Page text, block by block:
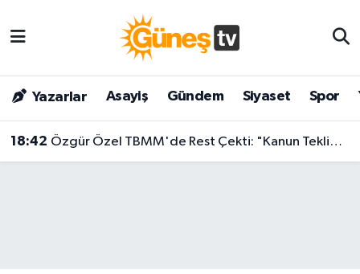
Yazarlar Asayiş Gündem Siyaset Spor
18:42 Özgür Özel TBMM'de Rest Çekti: "Kanun Teklifine İmza Atma Niyetimiz Yok!"
Bilim & Teknoloji
Dünya
Malatya Nöbetçi Eczaneler
Malatya Hava Durumu
Malatya Namaz Vakitleri